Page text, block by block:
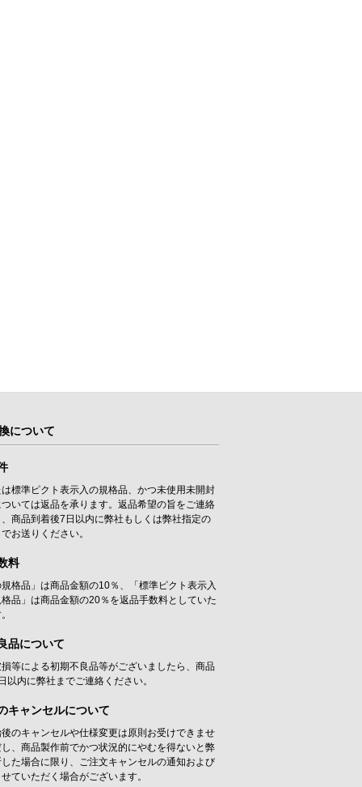
について
標準ピクト表示入の規格品、かつ未使用未開封
いては返品を承ります。返品希望の旨をご連絡
商品到着後7日以内に弊社もしくは弊社指定の
お送りください。
料
格品」は商品金額の10％、「標準ピクト表示入
品」は商品金額の20％を返品手数料としていた
品について
等による初期不良品等がございましたら、商品
以内に弊社までご連絡ください。
キャンセルについて
のキャンセルや仕様変更は原則お受けできませ
、商品製作前でかつ状況的にやむを得ないと弊
た場合に限り、ご注文キャンセルの通知および
ていただく場合がございます。